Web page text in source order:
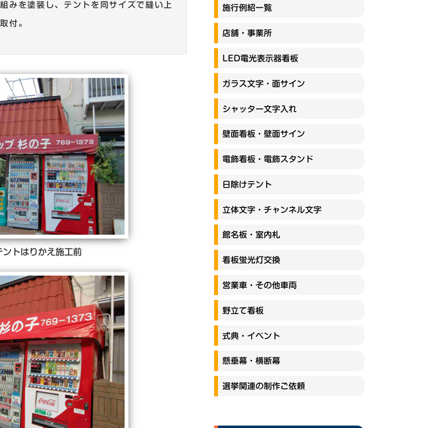
みを塗装し、テントを同サイズで縫い上
付。
トはりかえ施工前
施行例紹一覧
店舗・事業所
LED電光表示器看板
ガラス文字・面サイン
シャッター文字入れ
壁面看板・壁面サイン
電飾看板・電飾スタンド
日除けテント
立体文字・チャンネル文字
館名板・室内札
看板蛍光灯交換
営業車・その他車両
野立て看板
式典・イベント
懸垂幕・横断幕
選挙関連の制作ご依頼